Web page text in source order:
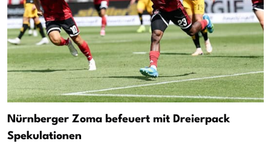
Nürnberger Zoma befeuert mit Dreierpack
Spekulationen